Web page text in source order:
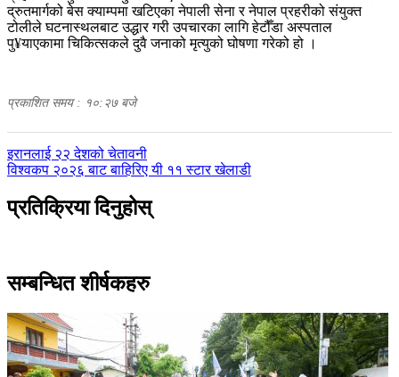
द्रुतमार्गको बेस क्याम्पमा खटिएका नेपाली सेना र नेपाल प्रहरीको संयुक्त
टोलीले घटनास्थलबाट उद्धार गरी उपचारका लागि हेटौँडा अस्पताल
पु¥याएकामा चिकित्सकले दुवै जनाको मृत्युको घोषणा गरेको हो ।
प्रकाशित समय : १०:२७ बजे
पछिल्लाे
-
इरानलाई २२ देशको चेतावनी
अघिल्लाे
विश्वकप २०२६ बाट बाहिरिए यी ११ स्टार खेलाडी
प्रतिक्रिया दिनुहोस्
सम्बन्धित शीर्षकहरु